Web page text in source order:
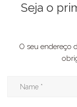
Seja o
O seu endereço